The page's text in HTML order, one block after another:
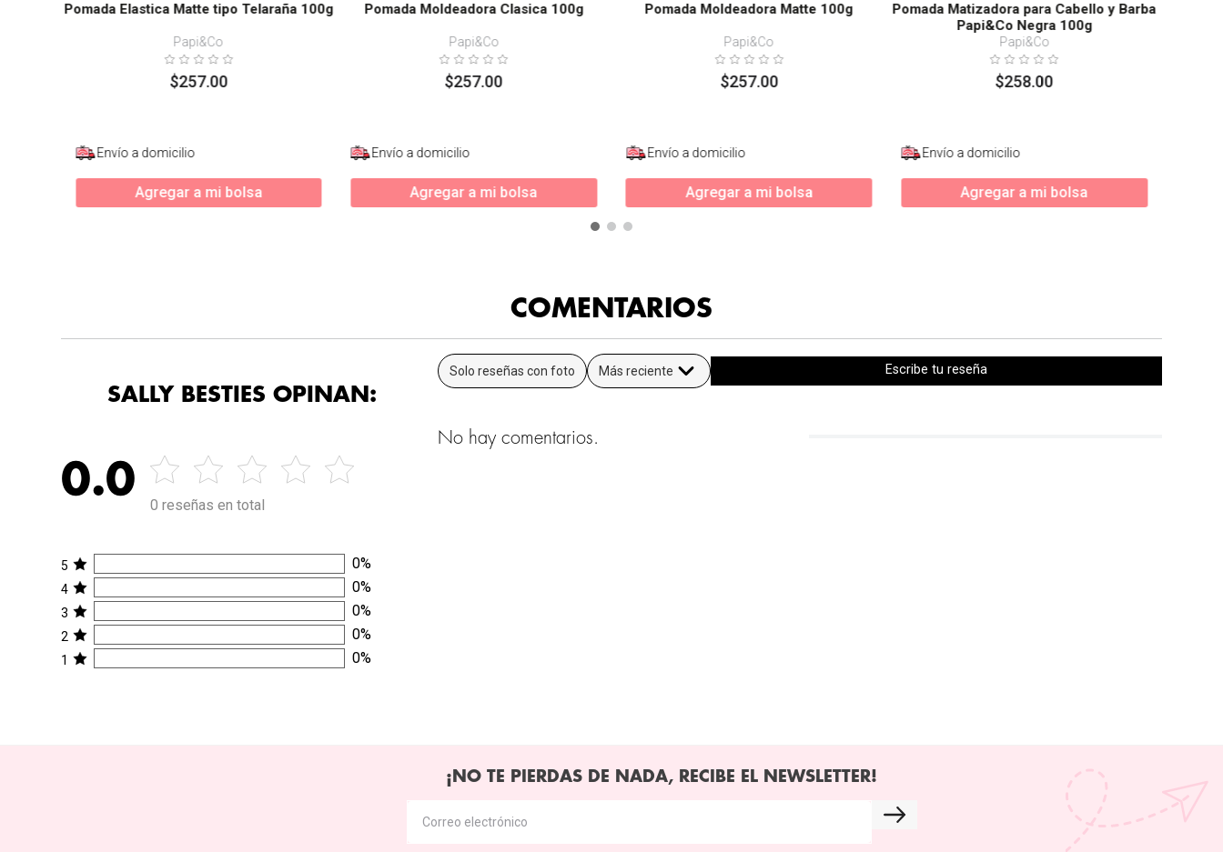
Pomada Elastica Matte tipo Telaraña 100g
Papi&Co
$257.00
Envío a domicilio
Agregar a mi bolsa
Pomada Moldeadora Clasica 100g
Papi&Co
$257.00
Envío a domicilio
Agregar a mi bolsa
Pomada Moldeadora Matte 100g
Papi&Co
$257.00
Envío a domicilio
Agregar a mi bolsa
Pomada Matizadora para Cabello y Barba
Papi&Co Negra 100g
Papi&Co
$258.00
Envío a domicilio
Agregar a mi bolsa
COMENTARIOS
SALLY BESTIES OPINAN:
0.0
0 reseñas en total
5 0%
4 0%
3 0%
2 0%
1 0%
Solo reseñas con foto Más reciente Escribe tu reseña
No hay comentarios.
¡NO TE PIERDAS DE NADA, RECIBE EL NEWSLETTER!